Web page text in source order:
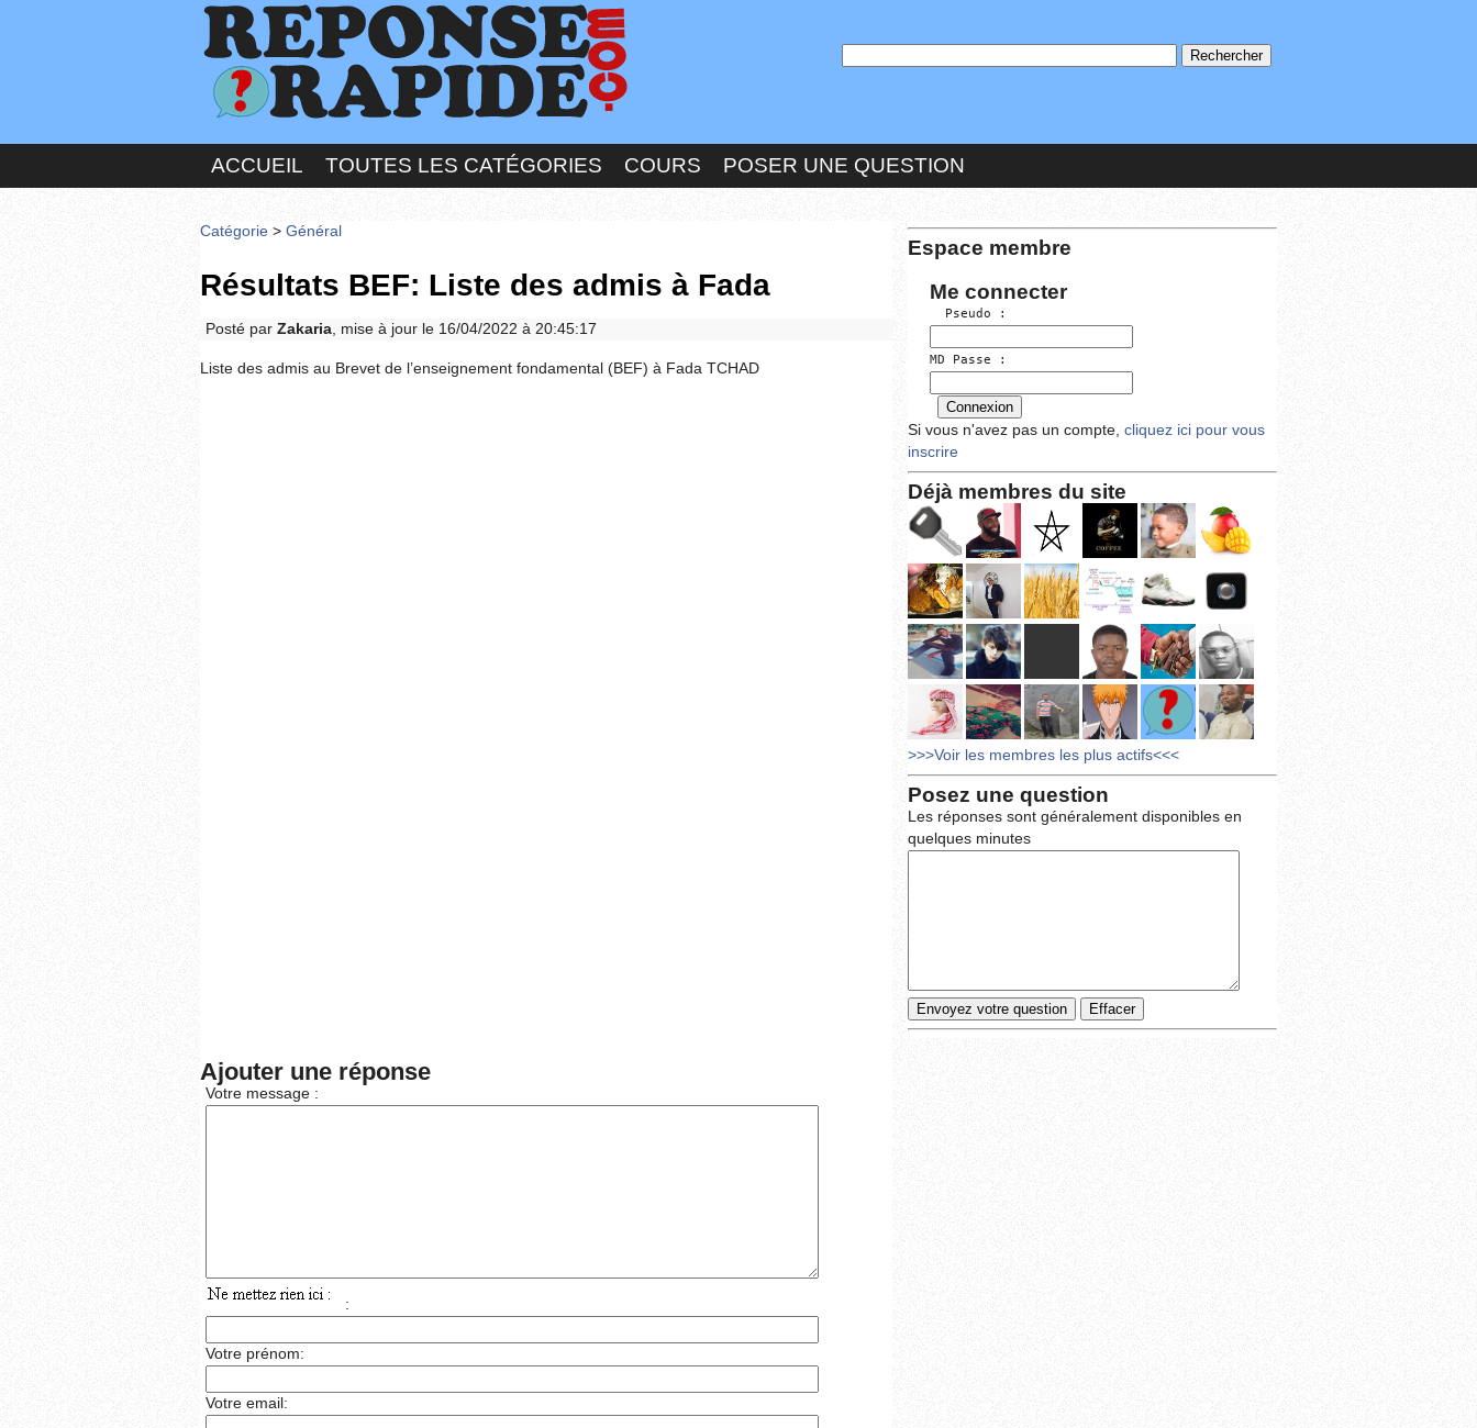
ACCUEIL TOUTES LES CATÉGORIES COURS POSER UNE QUESTION
Catégorie > Général
Résultats BEF: Liste des admis à Fada
Posté par Zakaria , mise à jour le 16/04/2022 à 20:45:17
Liste des admis au Brevet de l’enseignement fondamental (BEF) à Fada TCHAD
Ajouter une réponse
Votre message :
:
Votre prénom:
Votre email:
Espace membre
Me connecter
  Pseudo :
MD Passe :
Si vous n'avez pas un compte, cliquez ici pour vous
inscrire
Déjà membres du site
>>>Voir les membres les plus actifs<<<
Posez une question
Les réponses sont généralement disponibles en
quelques minutes